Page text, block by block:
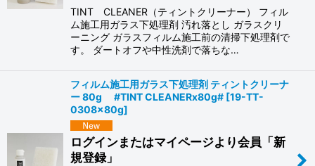
TINT CLEANER（ティントクリーナー） フィル
ム施工用ガラス下処理剤 汚れ落とし ガラスクリ
ーニング ガラスフィルム施工前の清掃下処理剤で
す。 ダートオフや中性洗剤で落ちな…
フィルム施工用ガラス下処理剤 ティントクリーナ
ー 80g #TINT CLEANERx80g# [19-TT-
0308x80g]
ログインまたはマイページより会員「新
規登録」